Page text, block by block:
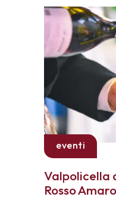
eventi
Valpolicella
Rosso